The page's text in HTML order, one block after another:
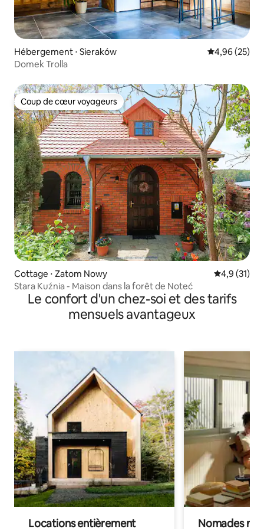
Hébergement ⋅ Sieraków Évaluation
4,96 (25)
Domek Trolla
Coup de cœur voyageurs
Coup de cœur voyageurs
Cottage ⋅ Zatom Nowy Évaluation
4,9 (31)
Stara Kuźnia - Maison dans la forêt de Noteć
Le confort d'un chez-soi et des tarifs
mensuels avantageux
Locations entièrement Nomades